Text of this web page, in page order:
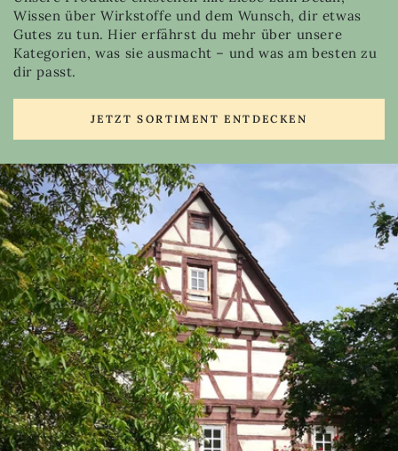
Wissen über Wirkstoffe und dem Wunsch, dir etwas
Gutes zu tun. Hier erfährst du mehr über unsere
Kategorien, was sie ausmacht – und was am besten zu
dir passt.
JETZT SORTIMENT ENTDECKEN